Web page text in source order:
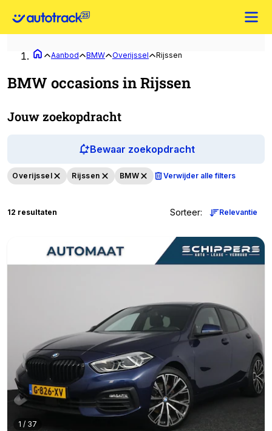
Aanbod BMW Overijssel Rijssen
BMW occasions in Rijssen
Jouw zoekopdracht
Bewaar zoekopdracht
Overijssel Rijssen BMW Verwijder alle filters
12 resultaten Sorteer: Relevantie
1 / 37